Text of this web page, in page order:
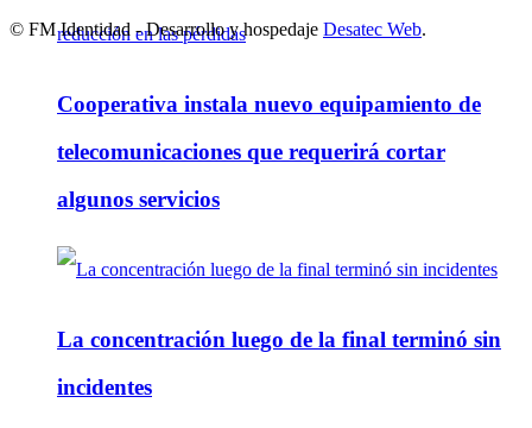
Cooperativa instala nuevo equipamiento de
telecomunicaciones que requerirá cortar
algunos servicios
La concentración luego de la final terminó sin
incidentes
© FM Identidad - Desarrollo y hospedaje Desatec Web.